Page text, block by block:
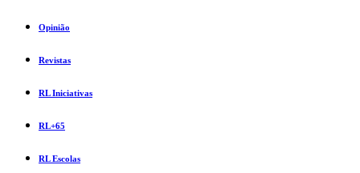
Opinião
Revistas
RL Iniciativas
RL+65
RL Escolas